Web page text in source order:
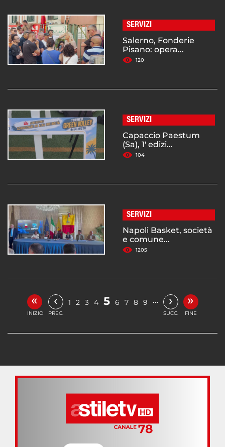
SERVIZI
Salerno, Fonderie
Pisano: opera...
120
SERVIZI
Capaccio Paestum
(Sa), 1' edizi...
104
SERVIZI
Napoli Basket, società
e comune...
1205
«
INIZIO
‹
PREC.
1 2 3 4 5 6 7 8 9 … ›
SUCC.
»
FINE